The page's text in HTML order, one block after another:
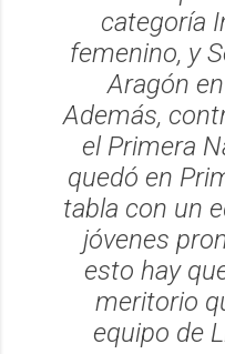
categoría
femenino, y
Aragón
Además,
el Primera
quedó en
tabla con un
jóvenes
esto hay
meritorio
equipo de